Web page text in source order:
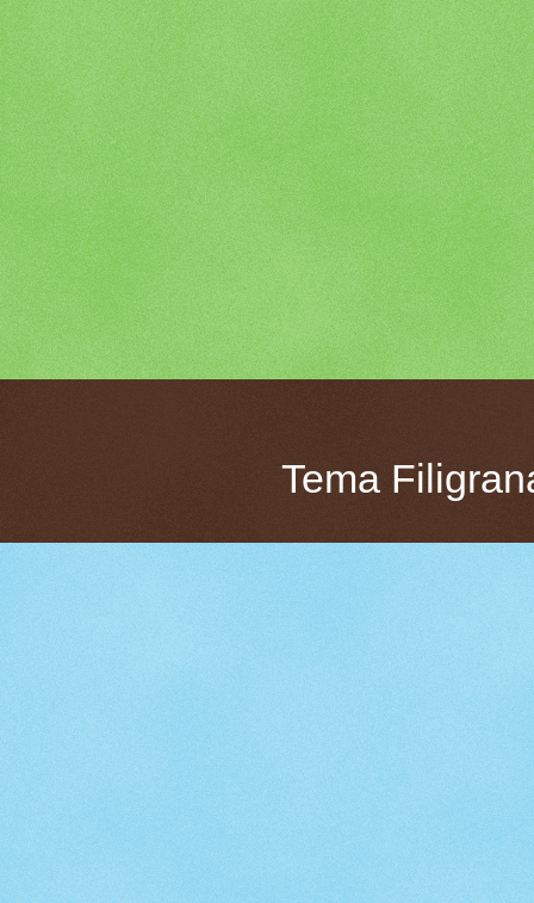
Tema